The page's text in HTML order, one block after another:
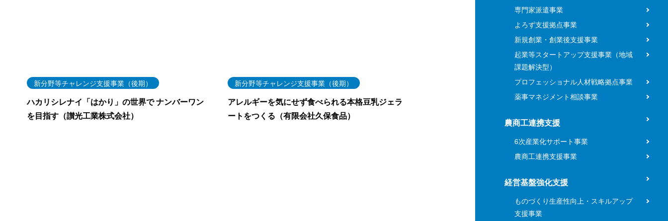
新分野等チャレンジ支援事業（後期）
ハカリシレナイ「はかり」の世界で ナンバーワン
を目指す（讃光工業株式会社）
新分野等チャレンジ支援事業（後期）
アレルギーを気にせず食べられる本格豆乳ジェラ
ートをつくる（有限会社久保食品）
専門家派遣事業
よろず支援拠点事業
新規創業・創業後支援事業
起業等スタートアップ支援事業（地域
課題解決型）
プロフェッショナル人材戦略拠点事業
薬事マネジメント相談事業
農商工連携支援
6次産業化サポート事業
農商工連携支援事業
経営基盤強化支援
ものづくり生産性向上・スキルアップ
支援事業